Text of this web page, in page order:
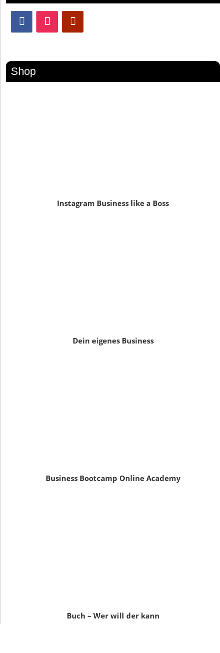
Shop
Instagram Business like a Boss
Dein eigenes Business
Business Bootcamp Online Academy
Buch – Wer will der kann